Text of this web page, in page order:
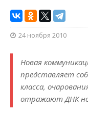
24 ноября 2010
Новая
представляет
класса,
отражают ДНК